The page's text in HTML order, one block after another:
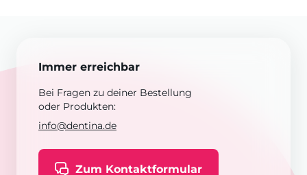
Immer erreichbar
Bei Fragen zu deiner Bestellung
oder Produkten:
info@dentina.de
Zum Kontaktformular